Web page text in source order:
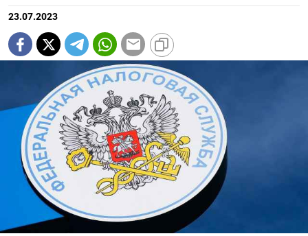
23.07.2023